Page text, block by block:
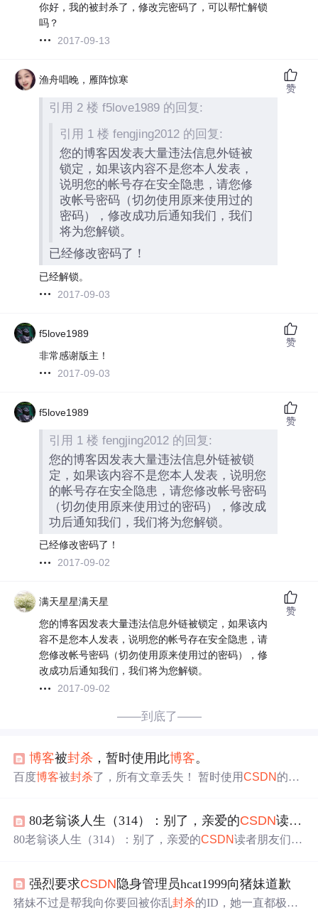
你好，我的被封杀了，修改完密码了，可以帮忙解锁
吗？
2017-09-13
渔舟唱晚，雁阵惊寒
引用 2 楼 f5love1989 的回复:
引用 1 楼 fengjing2012 的回复:
您的博客因发表大量违法信息外链被
锁定，如果该内容不是您本人发表，
说明您的帐号存在安全隐患，请您修
改帐号密码（切勿使用原来使用过的
密码），修改成功后通知我们，我们
将为您解锁。
已经修改密码了！
已经解锁。
2017-09-03
赞
f5love1989
非常感谢版主！
2017-09-03
赞
f5love1989
引用 1 楼 fengjing2012 的回复:
您的博客因发表大量违法信息外链被锁
定，如果该内容不是您本人发表，说明您
的帐号存在安全隐患，请您修改帐号密码
（切勿使用原来使用过的密码），修改成
功后通知我们，我们将为您解锁。
已经修改密码了！
2017-09-02
赞
满天星星满天星
您的博客因发表大量违法信息外链被锁定，如果该内
容不是您本人发表，说明您的帐号存在安全隐患，请
您修改帐号密码（切勿使用原来使用过的密码），修
改成功后通知我们，我们将为您解锁。
2017-09-02
赞
——到底了——
博客被封杀 ，暂时使用此博客。
百度博客被封杀了，所有文章丢失！ 暂时使用CSDN 的。
80老翁谈人生（314）：别了，亲爱的CSDN读者朋友们！
80老翁谈人生（314）：别了，亲爱的CSDN读者朋友们！
今，不知是惹恼哪位“神仙”，动用其职权彻底 封杀了我的
博客专栏，阻断一切访问渠道，使你只能看见博文的题
强烈要求CSDN隐身管理员hcat1999向猪妹道歉
猪妹不过是帮我向你要回被你乱封杀的ID，她一直都极力